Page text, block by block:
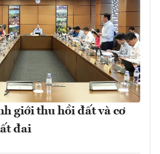
giới thu hồi đất và cơ
đai